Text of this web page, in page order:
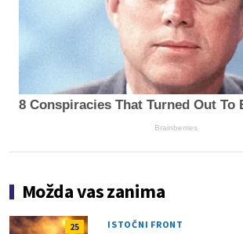
8 Conspiracies That Turned Out To
Brainberries
Možda vas zanima
25 ISTOČNI FRONT